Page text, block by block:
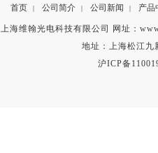
首页 | 公司简介 | 公司新闻 | 产品
上海维翰光电科技有限公司 网址：
地址：上海松江九
沪ICP备